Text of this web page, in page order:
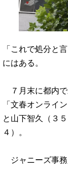
「これで処分と
にはある。
７月末に都内で
「文春オンライ
と山下智久（３
４）。
ジャニーズ事